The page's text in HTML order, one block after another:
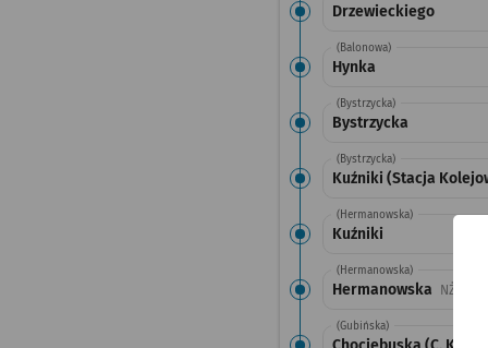
Drzewieckiego
(Balonowa)
Hynka
(Bystrzycka)
Bystrzycka
(Bystrzycka)
Kuźniki (Stacja
(Hermanowska)
Kuźniki
(Hermanowska)
Hermanowska NŻ
(Gubińska)